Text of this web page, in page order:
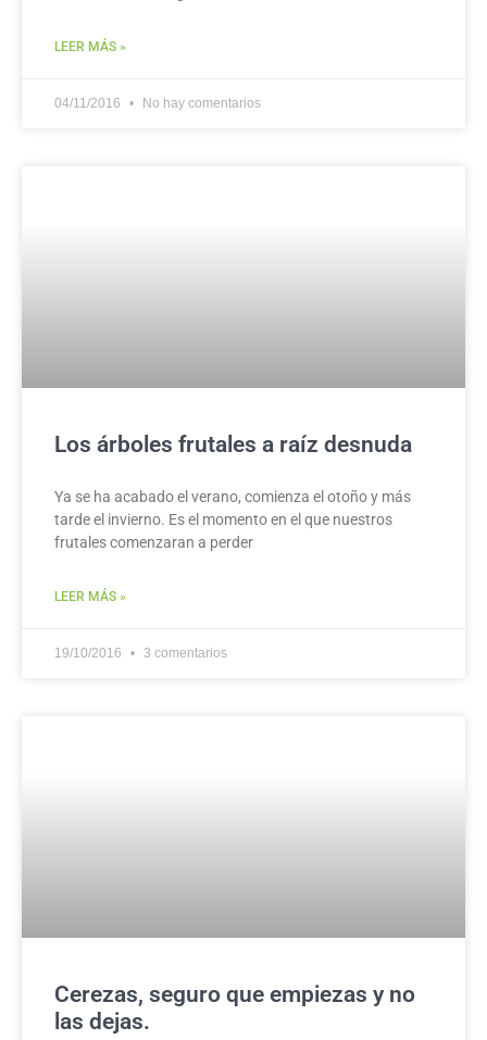
LEER MÁS »
04/11/2016 No hay comentarios
Los árboles frutales a raíz desnuda
Ya se ha acabado el verano, comienza el otoño y más
tarde el invierno. Es el momento en el que nuestros
frutales comenzaran a perder
LEER MÁS »
19/10/2016 3 comentarios
Cerezas, seguro que empiezas y no
las dejas.